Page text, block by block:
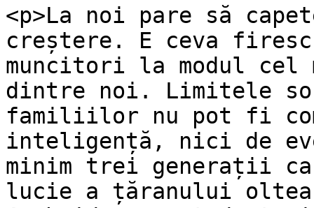
<p>La noi pare să
creștere. E ceva
muncitori la modul
dintre noi. Limitele
familiilor nu pot fi
inteligență, nici de
minim trei generații
lucie a țăranului